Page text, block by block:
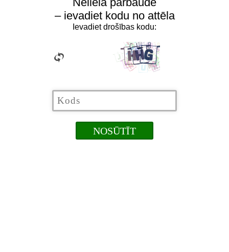
– ievadiet kodu no attēla
Ievadiet drošības kodu: